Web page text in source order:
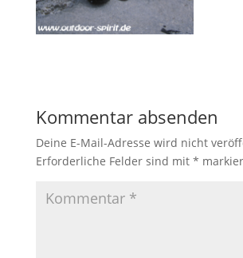
Kommentar absenden
Deine E-Mail-Adresse wird nicht
Erforderliche Felder sind mit *